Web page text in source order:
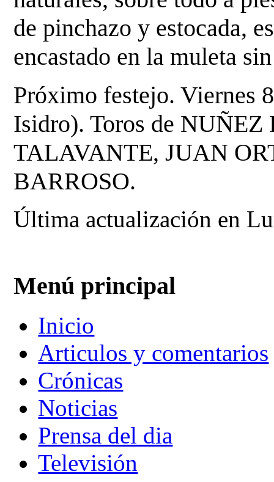
de pinchazo y estocada,
encastado en la muleta
Próximo festejo. Viernes
Isidro). Toros de
TALAVANTE, JUAN
BARROSO.
Última actualización en
Menú principal
Inicio
Articulos y comentarios
Crónicas
Noticias
Prensa del dia
Televisión